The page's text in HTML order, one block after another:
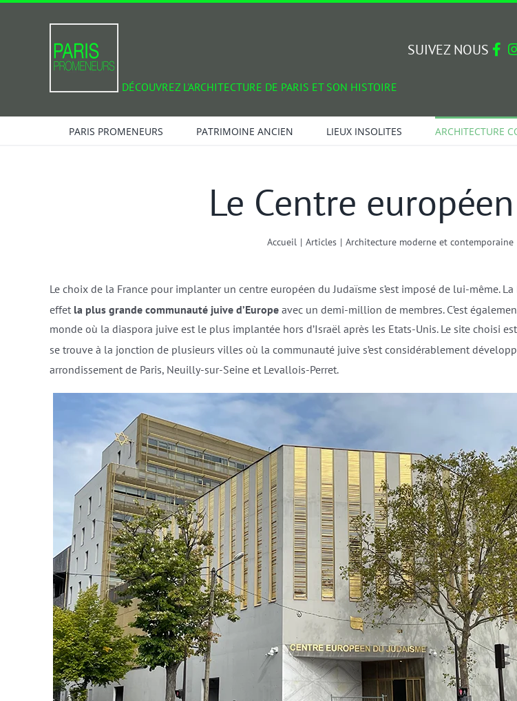
DÉCOUVREZ L'ARCHITECTURE DE PARIS ET SON HISTOIRE
SUIVEZ NOUS
PARIS PROMENEURS PATRIMOINE ANCIEN LIEUX INSOLITES ARCHITECTURE
Le Centre
Accueil | Articles | Architecture moderne et contemporaine
Le choix de la France pour implanter un centre européen du Judaïsme s’est imposé de lui-même. La
effet la plus grande communauté juive d’Europeavec un demi-million de membres. C’est
monde où la diaspora juive est le plus implantée hors d’Israël après les Etats-Unis. Le site choisi
se trouve à la jonction de plusieurs villes où la communauté juive s’est considérablement
arrondissement de Paris, Neuilly-sur-Seine et Levallois-Perret.